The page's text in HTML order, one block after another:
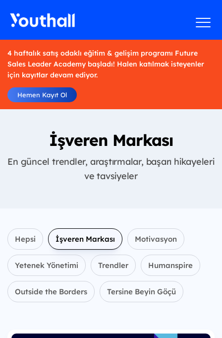
4 haftalık satış odaklı eğitim & gelişim programı Future
Sales Leader Academy başladı! Halen katılmak isteyenler
için kayıtlar devam ediyor.
Hemen Kayıt Ol
İşveren Markası
En güncel trendler, araştırmalar, başarı hikayeleri
ve tavsiyeler
Hepsi İşveren Markası Motivasyon
Yetenek Yönetimi Trendler Humanspire
Outside the Borders Tersine Beyin Göçü